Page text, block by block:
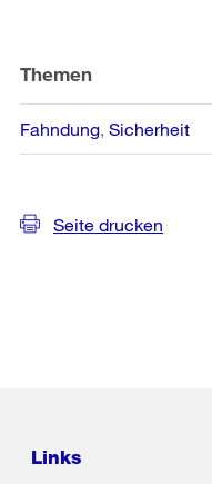
Themen
Fahndung Sicherheit
Seite drucken
Links